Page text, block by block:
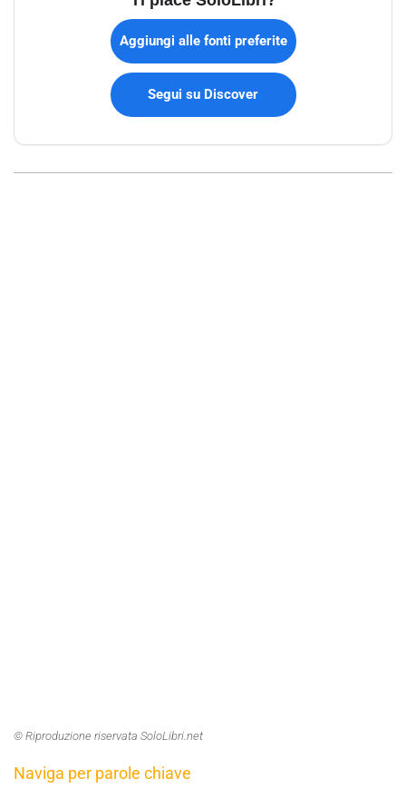
Aggiungi alle fonti preferite
Segui su Discover
© Riproduzione riservata SoloLibri.net
Naviga per parole chiave